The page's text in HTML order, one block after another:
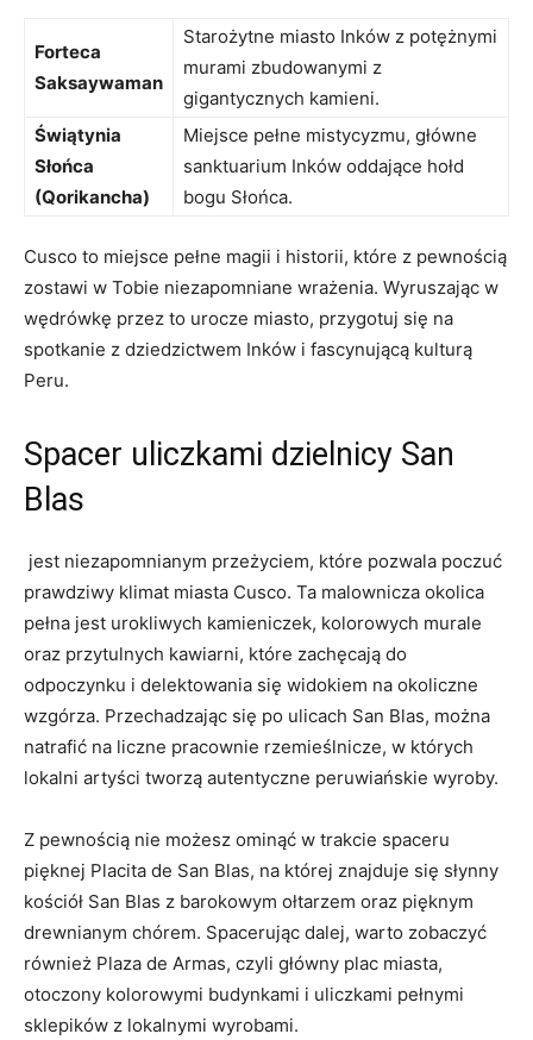
Forteca
Saksaywaman
Starożytne ​miasto Inków z potężnymi
murami zbudowanymi z
⁤gigantycznych kamieni.
Świątynia
Słońca
(Qorikancha)
Miejsce pełne⁤ mistycyzmu, główne
sanktuarium​ Inków‌ oddające hołd
bogu​ Słońca.
Cusco to miejsce pełne‌ magii i historii, które z pewnością
zostawi ‌w Tobie niezapomniane wrażenia. Wyruszając⁣ w​
wędrówkę przez⁢ to urocze miasto, przygotuj się na
spotkanie ⁢z dziedzictwem⁣ Inków i fascynującą kulturą
Peru.
Spacer uliczkami dzielnicy ⁣San
Blas
‌ jest niezapomnianym przeżyciem, które pozwala​ poczuć
prawdziwy klimat miasta Cusco. Ta malownicza okolica
pełna jest ⁤urokliwych‌ kamieniczek,⁣ kolorowych murale
oraz przytulnych kawiarni, które zachęcają do
odpoczynku i delektowania się ⁤widokiem na okoliczne
wzgórza. Przechadzając się po ulicach San Blas, można
natrafić na liczne pracownie rzemieślnicze, w których
lokalni ⁣artyści tworzą autentyczne ​peruwiańskie ⁤wyroby.
Z pewnością‌ nie możesz ominąć w⁢ trakcie spaceru
pięknej Placita de‍ San Blas, na której znajduje się ​słynny
kościół San Blas z barokowym ołtarzem oraz pięknym
drewnianym​ chórem. Spacerując dalej, warto ‍zobaczyć
również Plaza ⁤de Armas, czyli główny ⁣plac miasta,
otoczony ‌kolorowymi budynkami⁤ i ​uliczkami⁤ pełnymi
sklepików⁤ z lokalnymi wyrobami.